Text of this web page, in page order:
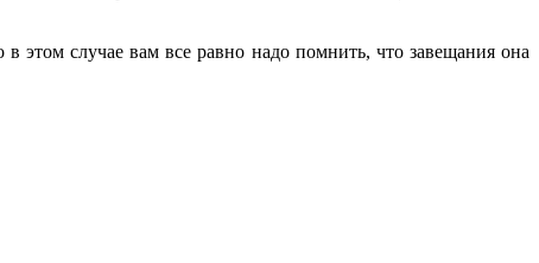
этом случае вам все равно надо помнить, что завещания она